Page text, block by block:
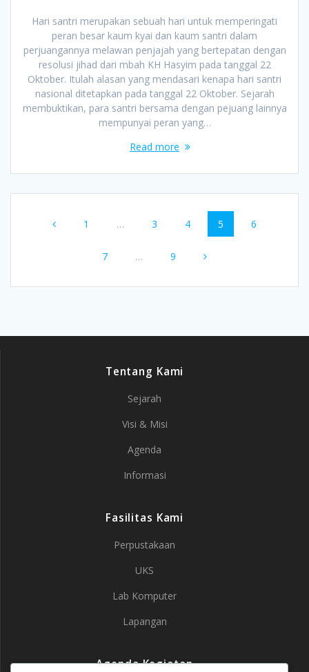
Hari santri merupakan sebuah hari untuk memperingati
peran besar kaum kyai dan kaum santri dalam
perjuangannya melawan penjajah yang bertepatan dengan
resolusi jihad dari mbah KH Hasyim pada tanggal 22
Oktober. Itulah alasan yang mendasari kenapa hari santri
nasional ditetapkan pada tanggal 22 Oktober. Sejarah
membuktikan, para santri bersama dengan pejuang lainnya
mempunyai peran yang…
Read more
navigation
Page
1 … Page
3 Page
4 Page
5 Page
6
Page
7 … Page
9
Tentang Kami
Sejarah
Visi & Misi
Agenda
Informasi
Fasilitas Kami
Perpustakaan
UKS
Lab Komputer
Lapangan
Agenda Kegiatan